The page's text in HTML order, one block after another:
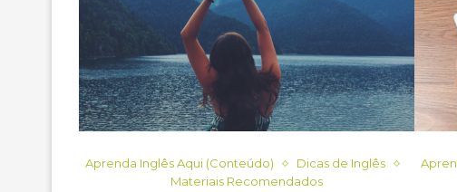
Aprenda Inglês Aqui (Conteúdo)
Dicas de Inglês
Materiais Recomendados